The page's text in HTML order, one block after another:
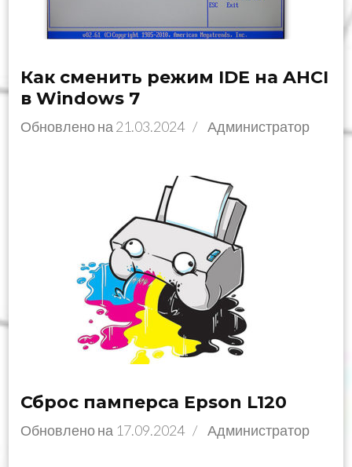
Как сменить режим IDE на AHCI
в Windows 7
Обновлено на 21.03.2024 / Администратор
Сброс памперса Epson L120
Обновлено на 17.09.2024 / Администратор